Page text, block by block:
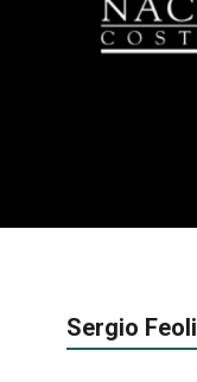
Sergio Feoli